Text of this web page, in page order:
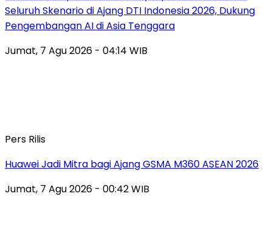
Seluruh Skenario di Ajang DTI Indonesia 2026, Dukung
Pengembangan AI di Asia Tenggara
Jumat, 7 Agu 2026 - 04:14 WIB
Pers Rilis
Huawei Jadi Mitra bagi Ajang GSMA M360 ASEAN 2026
Jumat, 7 Agu 2026 - 00:42 WIB